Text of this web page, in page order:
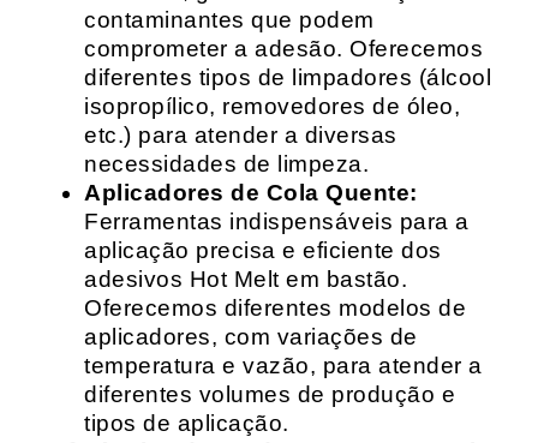
contaminantes que podem
comprometer a adesão. Oferecemos
diferentes tipos de limpadores (álcool
isopropílico, removedores de óleo,
etc.) para atender a diversas
necessidades de limpeza.
Aplicadores de Cola Quente:
Ferramentas indispensáveis para a
aplicação precisa e eficiente dos
adesivos Hot Melt em bastão.
Oferecemos diferentes modelos de
aplicadores, com variações de
temperatura e vazão, para atender a
diferentes volumes de produção e
tipos de aplicação.